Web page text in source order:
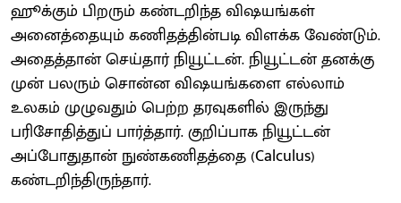
ஹூக்கும் பிறரும் கண்டறிந்த விஷயங்கள்
அனைத்தையும் கணிதத்தின்படி விளக்க வேண்டும்.
அதைத்தான் செய்தார் நியூட்டன். நியூட்டன் தனக்கு
முன் பலரும் சொன்ன விஷயங்களை எல்லாம்
உலகம் முழுவதும் பெற்ற தரவுகளில் இருந்து
பரிசோதித்துப் பார்த்தார். குறிப்பாக நியூட்டன்
அப்போதுதான் நுண்கணிதத்தை (Calculus)
கண்டறிந்திருந்தார்.